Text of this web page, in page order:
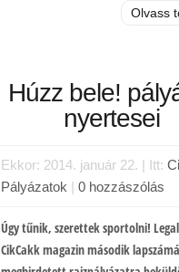
Olvass
Húzz bele!
nyertesei
Ekkor: 2014. január 22. | Itt:
Pályázatok | 0 hozzászólás
Úgy tűnik, szerettek sportolni!
CikCakk magazin második